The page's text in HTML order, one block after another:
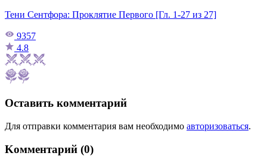
Тени Сентфора: Проклятие Первого [Гл. 1-27 из 27]
9357
4.8
Оставить комментарий
Для отправки комментария вам необходимо авторизоваться.
Kомментарий (0)